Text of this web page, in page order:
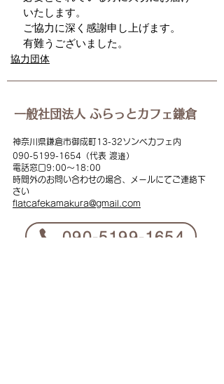
いたします。
ご協力に深く感謝申し上げます。
有難うございました。
協力団体
一般社団法人 ふらっとカフェ鎌倉
神奈川県鎌倉市御成町13-32ソンベカフェ内
090-5199-1654（代表 渡邉）
電話窓口9:00～18:00
時間外のお問い合わせの場合、メールにてご連絡下
さい
flatcafekamakura@gmail.com
​090-5199-1654